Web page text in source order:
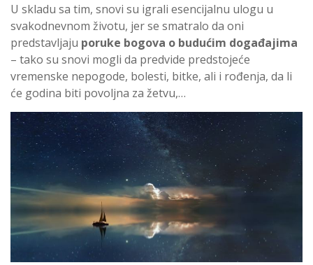
U skladu sa tim, snovi su igrali esencijalnu ulogu u
svakodnevnom životu, jer se smatralo da oni
predstavljaju poruke bogova o budućim događajima
– tako su snovi mogli da predvide predstojeće
vremenske nepogode, bolesti, bitke, ali i rođenja, da li
će godina biti povoljna za žetvu,…